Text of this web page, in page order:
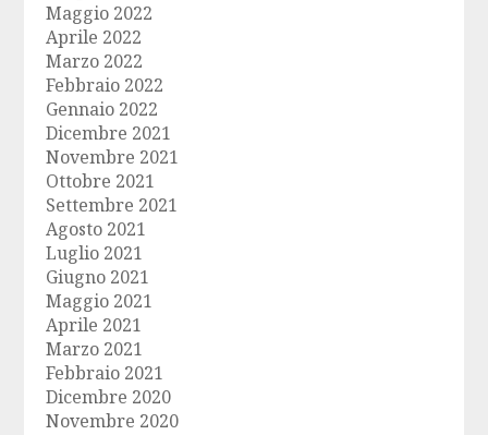
Maggio 2022
Aprile 2022
Marzo 2022
Febbraio 2022
Gennaio 2022
Dicembre 2021
Novembre 2021
Ottobre 2021
Settembre 2021
Agosto 2021
Luglio 2021
Giugno 2021
Maggio 2021
Aprile 2021
Marzo 2021
Febbraio 2021
Dicembre 2020
Novembre 2020